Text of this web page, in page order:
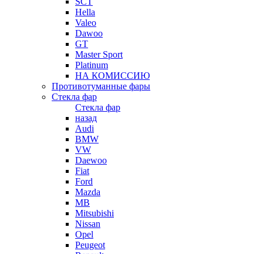
Hella
Valeo
Dawoo
GT
Master Sport
Platinum
НА КОМИССИЮ
Противотуманные фары
Стекла фар
Стекла фар
назад
Audi
BMW
VW
Daewoo
Fiat
Ford
Mazda
MB
Mitsubishi
Nissan
Opel
Peugeot